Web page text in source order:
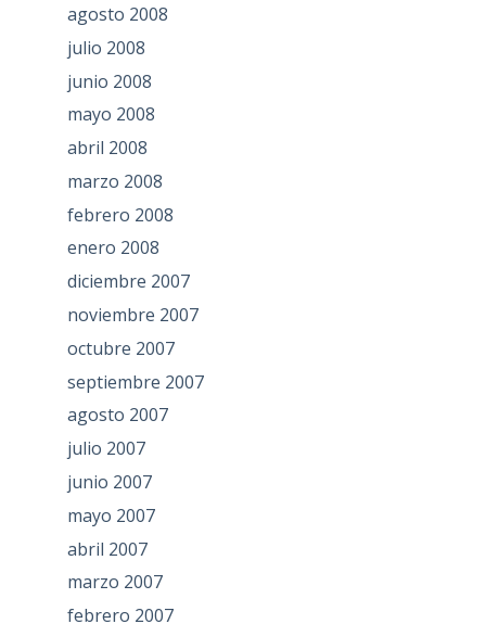
agosto 2008
julio 2008
junio 2008
mayo 2008
abril 2008
marzo 2008
febrero 2008
enero 2008
diciembre 2007
noviembre 2007
octubre 2007
septiembre 2007
agosto 2007
julio 2007
junio 2007
mayo 2007
abril 2007
marzo 2007
febrero 2007